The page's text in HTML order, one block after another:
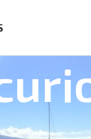
BEST SELLING